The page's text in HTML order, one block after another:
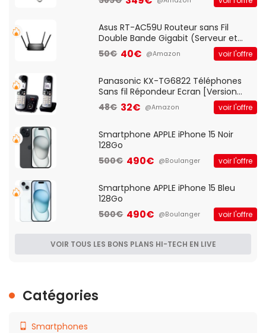
pre-ampli intégré et port USB
Asus RT-AC59U Routeur sans Fil
Double Bande Gigabit (Serveur et
Client VPN, Triple Vlan, Mode Point
d'accès et Bridge, contrôle Parental,
50€ 40€ @Amazon voir l'offre
Panasonic KX-TG6822 Téléphones
Sans fil Répondeur Ecran [Version
Française]
48€ 32€ @Amazon voir l'offre
Smartphone APPLE iPhone 15 Noir
128Go
500€ 490€ @Boulanger voir l'offre
Smartphone APPLE iPhone 15 Bleu
128Go
500€ 490€ @Boulanger voir l'offre
VOIR TOUS LES BONS PLANS HI-TECH EN LIVE
Catégories
Smartphones